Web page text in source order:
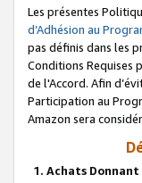
Les présentes
d’Adhésion au
pas définis dans les
Conditions Requises
de l'Accord. Afin
Participation au
Amazon sera
1. Achats